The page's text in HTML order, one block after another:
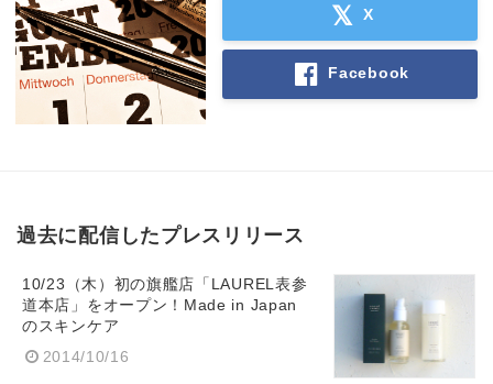
X
Facebook
過去に配信したプレスリリース
10/23（木）初の旗艦店「LAUREL表参
道本店」をオープン！Made in Japan
のスキンケア
2014/10/16